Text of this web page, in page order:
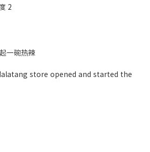
2
一碗热辣
store opened and started the